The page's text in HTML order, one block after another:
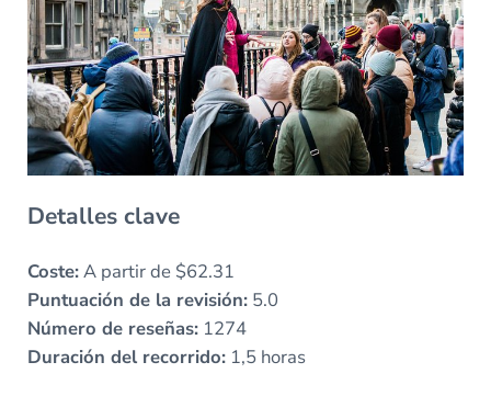
Detalles clave
Coste:A partir de $62.31
Puntuación de la revisión:5.0
Número de reseñas:1274
Duración del recorrido:1,5 horas